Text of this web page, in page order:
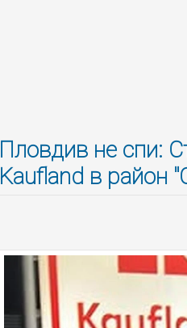
Пловдив не спи:
Kaufland в район